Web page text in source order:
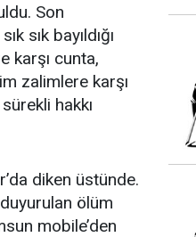
Son
sık bayıldığı
karşı cunta,
zalimlere karşı
hakkı
diken üstünde.
ölüm
mobile’den